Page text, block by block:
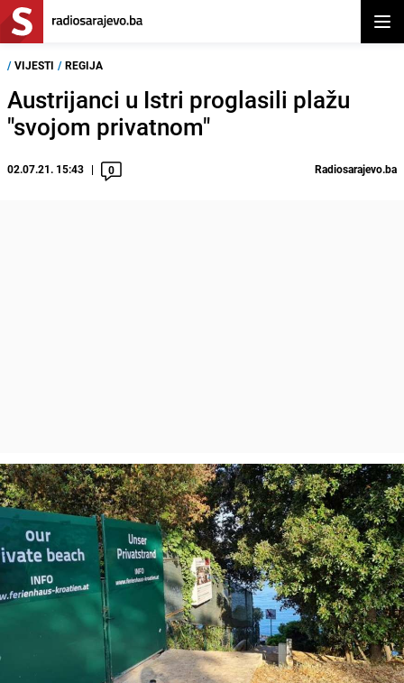
/ VIJESTI / REGIJA
Austrijanci u Istri proglasili plažu
"svojom privatnom"
02.07.21. 15:43 0 Radiosarajevo.ba